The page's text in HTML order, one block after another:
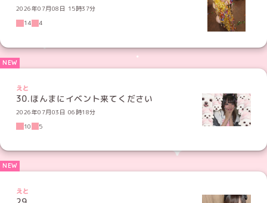
2026年07月08日 15時37分
14
4
えと
30.ほんまにイベント来てください
2026年07月03日 06時18分
10
5
えと